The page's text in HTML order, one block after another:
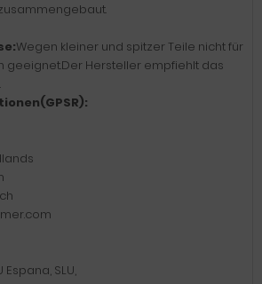
Wegen kleiner und spitzer Teile nicht für
geeignet.Der Hersteller empfiehlt das
SLU,